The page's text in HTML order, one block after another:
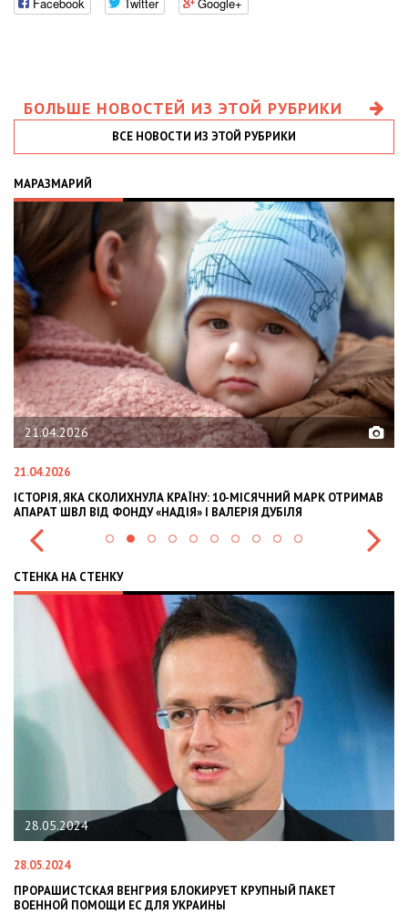
БОЛЬШЕ НОВОСТЕЙ ИЗ ЭТОЙ РУБРИКИ
ВСЕ НОВОСТИ ИЗ ЭТОЙ РУБРИКИ
МАРАЗМАРИЙ
21.04.2026
21.04.2026
ІСТОРІЯ, ЯКА СКОЛИХНУЛА КРАЇНУ: 10-МІСЯЧНИЙ МАРК ОТРИМАВ
АПАРАТ ШВЛ ВІД ФОНДУ «НАДІЯ» І ВАЛЕРІЯ ДУБІЛЯ
СТЕНКА НА СТЕНКУ
28.05.2024
28.05.2024
ПРОРАШИСТСКАЯ ВЕНГРИЯ БЛОКИРУЕТ КРУПНЫЙ ПАКЕТ
ВОЕННОЙ ПОМОЩИ ЕС ДЛЯ УКРАИНЫ